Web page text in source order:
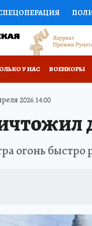
НАУКА СПОРТ
НОВОЕ
У НАС ВОЕНКОРЫ
2026 14:00
огонь быстро